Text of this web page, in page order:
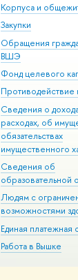
Корпуса и
Закупки
Обращения
ВШЭ
Фонд целевого
Противодействие
Сведения о
расходах, об
обязательствах
имущественного
Сведения об
образовательной
Людям с
возможностями
Единая платежная
Работа в Вышке